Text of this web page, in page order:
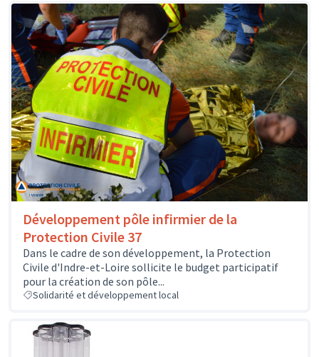
Développement pôle infirmier de la
Protection Civile 37
Dans le cadre de son développement, la Protection
Civile d'Indre-et-Loire sollicite le budget participatif
pour la création de son pôle...
Solidarité et développement local